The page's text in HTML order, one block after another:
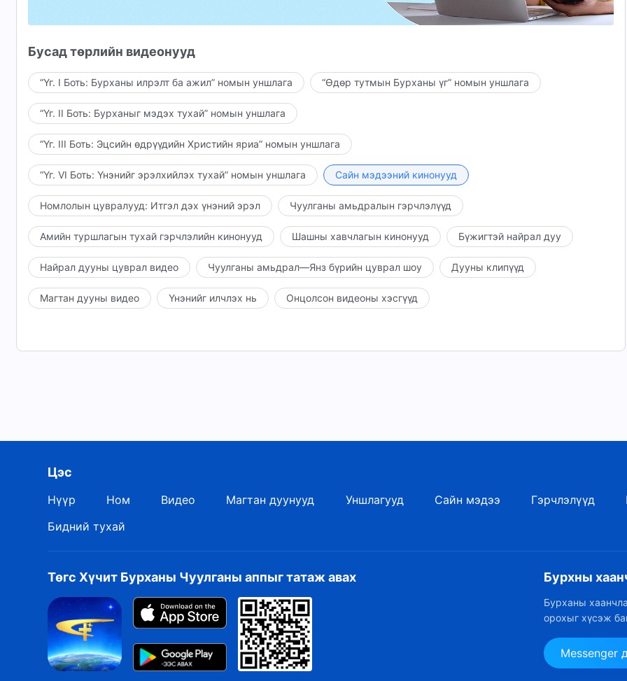
Бусад төрлийн видеонууд
“Үг. I Боть: Бурханы илрэлт ба ажил” номын уншлага “Өдөр тутмын Бурханы үг” номын уншлага
“Үг. II Боть: Бурханыг мэдэх тухай” номын уншлага
“Үг. III Боть: Эцсийн өдрүүдийн Христийн яриа” номын уншлага
“Үг. VI Боть: Үнэнийг эрэлхийлэх тухай” номын уншлага Сайн мэдээний кинонууд
Номлолын цувралууд: Итгэл дэх үнэний эрэл Чуулганы амьдралын гэрчлэлүүд
Амийн туршлагын тухай гэрчлэлийн кинонууд Шашны хавчлагын кинонууд Бүжигтэй найрал дуу
Найрал дууны цуврал видео Чуулганы амьдрал—Янз бүрийн цуврал шоу Дууны клипүүд
Магтан дууны видео Үнэнийг илчлэх нь Онцолсон видеоны хэсгүүд
Цэс
Нүүр Ном Видео Магтан дуунууд Уншлагууд Сайн мэдээ Гэрчлэлүүд
Бидний тухай
Төгс Хүчит Бурханы Чуулганы аппыг татаж авах Бурхны
Бурханы
орохыг хүсэж
Messenger